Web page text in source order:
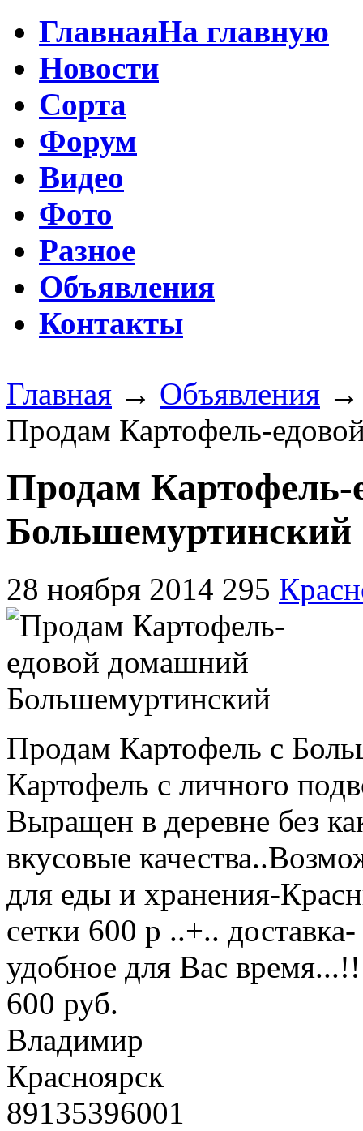
ГлавнаяНа главную
Новости
Сорта
Форум
Видео
Фото
Разное
Объявления
Контакты
Главная → Объявления
Продам Картофель-
Продам
Большемуртинский
28 ноября 2014 295
Продам Картофель с
Картофель с личного
Выращен в деревне без
вкусовые
для еды и хранения-
сетки 600 р ..+..
удобное для Вас
600 руб.
Владимир
Красноярск
89135396001